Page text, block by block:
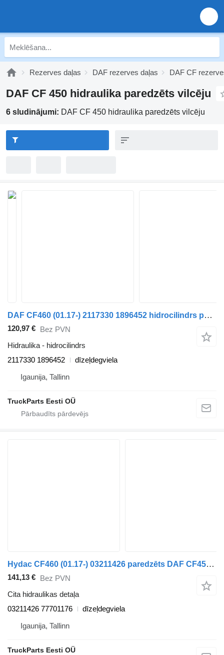
Rezerves daļas DAF rezerves daļas DAF CF
DAF CF 450 hidraulika paredzēts vilcēju
6 sludinājumi: DAF CF 450 hidraulika paredzēts vilcēju
DAF CF460 (01.17-) 2117330 1896452 hidrocilindrs paredzēts DAF CF450, CF460 (2017-) vilcēja
120,97 € Bez PVN
Hidraulika - hidrocilindrs
2117330 1896452
dīzeļdegviela
Igaunija, Tallinn
TruckParts Eesti OÜ
Hydac CF460 (01.17-) 03211426 paredzēts DAF CF450, CF460 (2017-) vilcēja
141,13 € Bez PVN
Cita hidraulikas detaļa
03211426 77701176
dīzeļdegviela
Igaunija, Tallinn
TruckParts Eesti OÜ